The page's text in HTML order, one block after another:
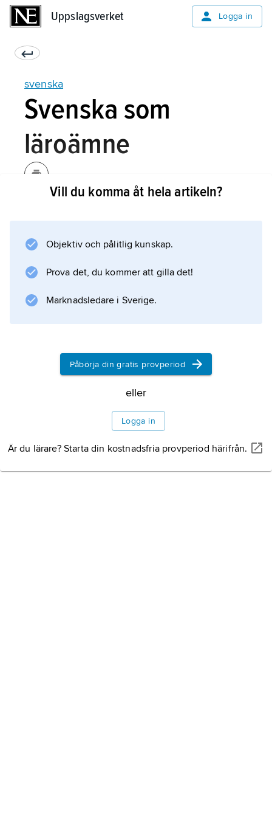
Uppslagsverket Logga in
svenska
Svenska som
läroämne
folkskolan (1842) gavs den grundläggande
läsundervisning som tidigare kyrkan och
privata småskolor sörjt för. I läroverket infördes
uppsatsskrivning 1807. Först 1856 blev
färdigheterna dominerade
Information om artikeln
Vill du komma åt hela artikeln?
Objektiv och pålitlig kunskap.
Prova det, du kommer att gilla det!
Marknadsledare i Sverige.
Påbörja din gratis provperiod
eller
Logga in
Är du lärare? Starta din kostnadsfria provperiod härifrån.